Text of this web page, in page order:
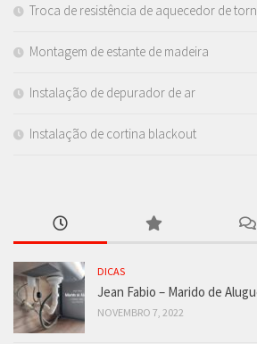
Troca de resistência de aquecedor de
Montagem de estante de madeira
Instalação de depurador de ar
Instalação de cortina blackout
DICAS
Jean Fabio – Marido de
NOVEMBRO 7, 2022